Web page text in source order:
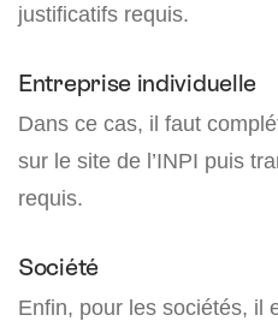
justificatifs requis.
Entreprise individuelle
Dans ce cas, il faut
sur le site de l’INPI puis
requis.
Société
Enfin, pour les sociétés, il